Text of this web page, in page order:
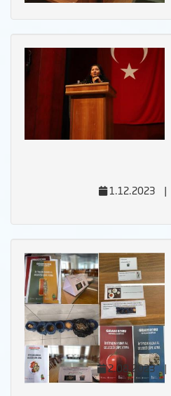
1.12.2023 |
2.08.2023 |